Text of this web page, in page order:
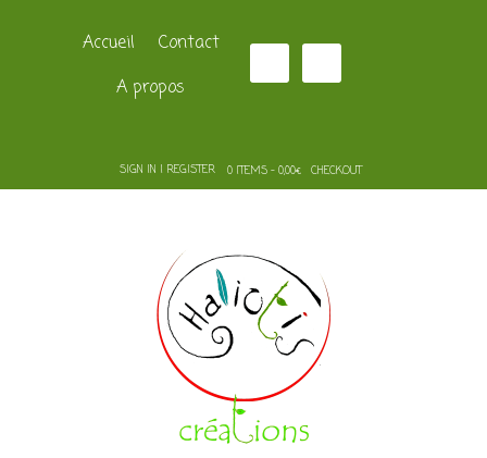
Accueil
Contact
A propos
SIGN IN | REGISTER 0 ITEMS - 0,00€ CHECKOUT